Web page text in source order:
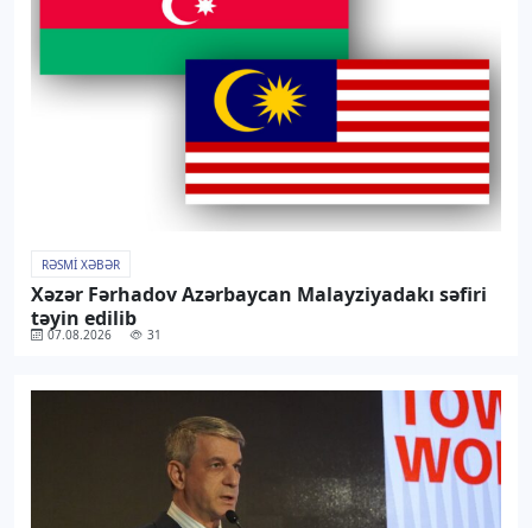
RƏSMI XƏBƏR
Xəzər Fərhadov Azərbaycan Malayziyadakı səfiri
təyin edilib
07.08.2026 31